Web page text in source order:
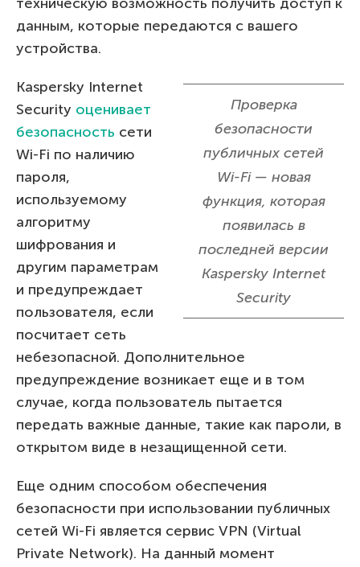
данным, которые передаются с вашего
устройства.
Проверка
безопасности
публичных сетей
Wi-Fi — новая
функция, которая
появилась в
последней версии
Kaspersky Internet
Security
Kaspersky Internet
Security оценивает
безопасность сети
Wi-Fi по наличию
пароля,
используемому
алгоритму
шифрования и
другим параметрам
и предупреждает
пользователя, если
посчитает сеть
небезопасной. Дополнительное
предупреждение возникает еще и в том
случае, когда пользователь пытается
передать важные данные, такие как пароли, в
открытом виде в незащищенной сети.
Еще одним способом обеспечения
безопасности при использовании публичных
сетей Wi-Fi является сервис VPN (Virtual
Private Network). На данный момент